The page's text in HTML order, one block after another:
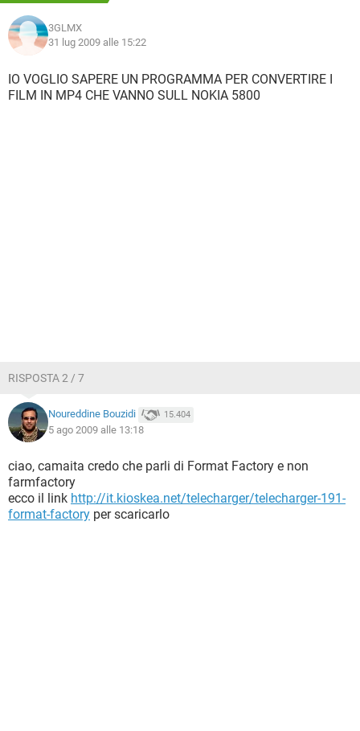
3GLMX
31 lug 2009 alle 15:22
IO VOGLIO SAPERE UN PROGRAMMA PER CONVERTIRE I
FILM IN MP4 CHE VANNO SULL NOKIA 5800
RISPOSTA 2 / 7
Noureddine Bouzidi 15.404
5 ago 2009 alle 13:18
ciao, camaita credo che parli di Format Factory e non
farmfactory
ecco il link http://it.kioskea.net/telecharger/telecharger-191-
format-factory per scaricarlo